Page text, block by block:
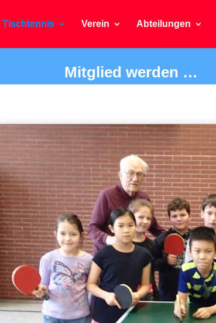
Tischtennis Verein Abteilungen
Mitglied werden …